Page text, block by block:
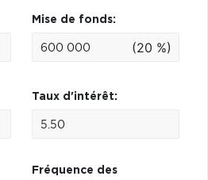
Mise de fonds:
(20 %)
Taux d'intérêt:
Fréquence des